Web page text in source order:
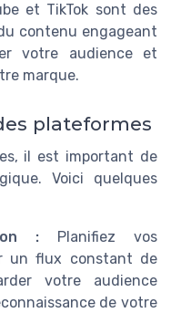
et TikTok sont des
contenu engageant
votre audience et
marque.
plateformes
il est important de
Voici quelques
: Planifiez vos
un flux constant de
votre audience
de votre